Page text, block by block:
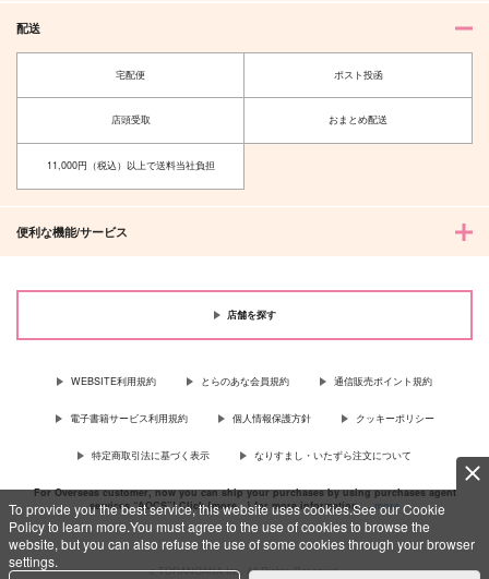
To provide you the best service, this website uses cookies.See our Cookie
Policy to learn more.You must agree to the use of cookies to browse the
website, but you can also refuse the use of some cookies through your browser
settings.
とびきりうかれもーど
norari
サンプル
787円
陸奥守吉行×肥前忠広
サンプル
配送
宅配便 ポスト投函
店頭受取 おまとめ配送
11,000円（税込）以上で送料当社負担
便利な機能/サービス
店舗を探す
WEBSITE利用規約 とらのあな会員規約 通信販売ポイント規約
電子書籍サービス利用規約 個人情報保護方針 クッキーポリシー
特定商取引法に基づく表示 なりすまし・いたずら注文について
For Overseas customer, now you can ship your purchases by using purchases agent
services “AOCS”! Click {more…} for more information …more
c TORANOANA Inc, All Rights Reserved.